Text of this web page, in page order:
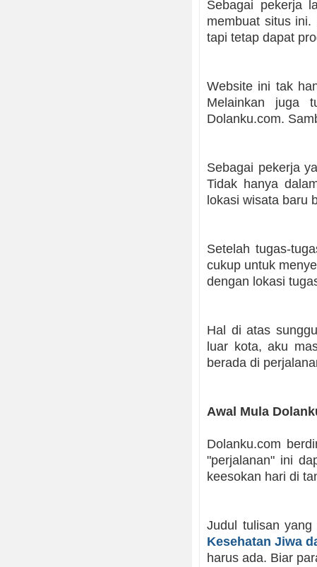
Sebagai pekerja
membuat situs ini.
tapi tetap dapat
Website ini tak
Melainkan juga
Dolanku.com.
Sebagai pekerja
Tidak hanya
lokasi wisata baru
Setelah tugas-
cukup untuk
dengan lokasi
Hal di atas
luar kota, aku
berada di
Awal Mula
Dolanku.com
"perjalanan" ini
keesokan hari di
Judul tulisan
Kesehatan Jiwa
harus ada. Biar